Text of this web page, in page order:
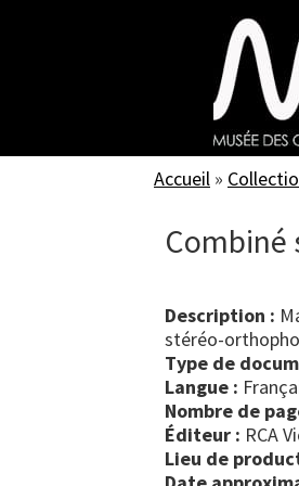
Accueil »
Description :
stéréo-
Type de
Langue :
Nombre de
Éditeur : RCA
Lieu de